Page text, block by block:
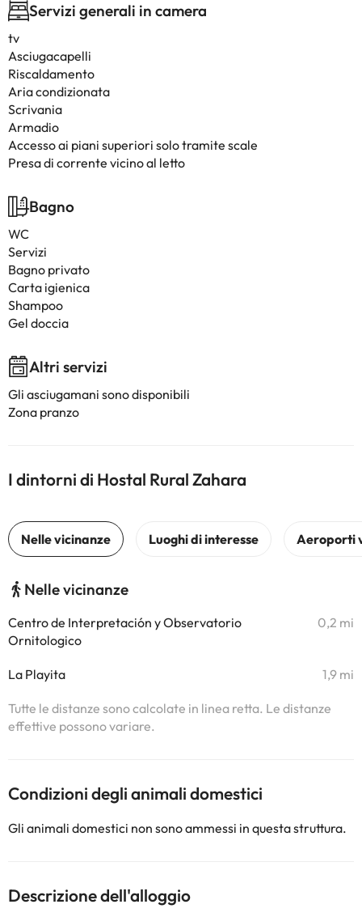
Servizi generali in camera
tv
Asciugacapelli
Riscaldamento
Aria condizionata
Scrivania
Armadio
Accesso ai piani superiori solo tramite scale
Presa di corrente vicino al letto
Bagno
WC
Servizi
Bagno privato
Carta igienica
Shampoo
Gel doccia
Altri servizi
Gli asciugamani sono disponibili
Zona pranzo
I dintorni di Hostal Rural Zahara
Nelle vicinanze
Centro de Interpretación y Observatorio
Ornitologico
0,2 mi
La Playita 1,9 mi
Tutte le distanze sono calcolate in linea retta. Le distanze
effettive possono variare.
Condizioni degli animali domestici
Gli animali domestici non sono ammessi in questa struttura.
Descrizione dell'alloggio